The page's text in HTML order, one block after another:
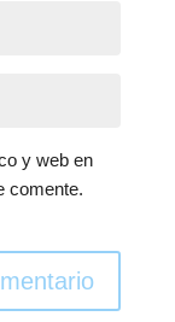
y web en
comente.